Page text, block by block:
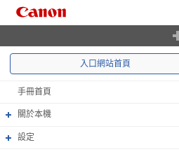
入口網站首頁
手冊首頁
關於本機
設定